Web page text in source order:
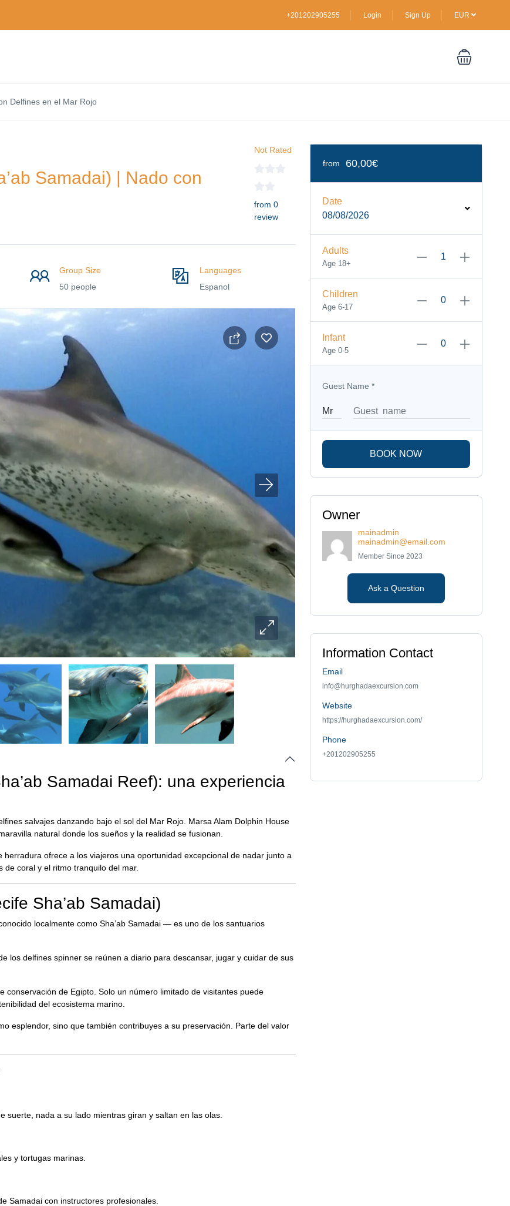
+201202905255 Login Sign Up EUR
Delfines en el Mar Rojo
Samadai) | Nado con
Not Rated
from 0
review
Group Size
50 people
Languages
Espanol
Samadai Reef): una experiencia
salvajes danzando bajo el sol del Mar Rojo. Marsa Alam Dolphin House
natural donde los sueños y la realidad se fusionan.
ofrece a los viajeros una oportunidad excepcional de nadar junto a
coral y el ritmo tranquilo del mar.
Sha’ab Samadai)
localmente como Sha’ab Samadai — es uno de los santuarios
los delfines spinner se reúnen a diario para descansar, jugar y cuidar de sus
de Egipto. Solo un número limitado de visitantes puede
del ecosistema marino.
esplendor, sino que también contribuyes a su preservación. Parte del valor
suerte, nada a su lado mientras giran y saltan en las olas.
y tortugas marinas.
Samadai con instructores profesionales.
from 60,00€
Date
08/08/2026
Adults
Age 18+
Children
Age 6-17
Infant
Age 0-5
Guest Name *
BOOK NOW
Owner
mainadmin
mainadmin@email.com
Member Since 2023
Ask a Question
Information Contact
Email
info@hurghadaexcursion.com
Website
https://hurghadaexcursion.com/
Phone
+201202905255